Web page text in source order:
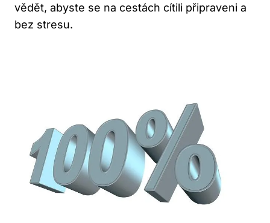
vědět, abyste se na cestách cítili připraveni a
bez stresu.